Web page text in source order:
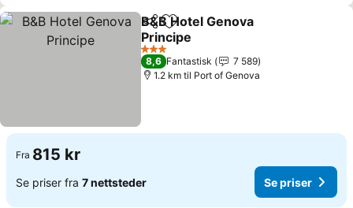
Del Legg til i favoritter
B&B Hotel Genova
Principe
3 Stjerner
8,6 Fantastisk
7 589
1.2 km til Port of Genova
Fra 815 kr
Se priser fra 7 nettsteder Se priser